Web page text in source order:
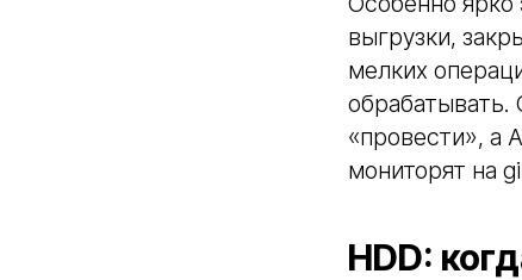
выгрузки,
мелких
«провести», а
мониторят на
HDD: